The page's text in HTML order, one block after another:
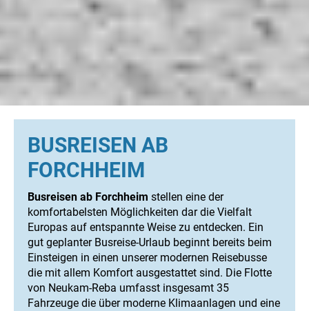
BUSREISEN AB
FORCHHEIM
Busreisen ab Forchheim stellen eine der
komfortabelsten Möglichkeiten dar die Vielfalt
Europas auf entspannte Weise zu entdecken. Ein
gut geplanter Busreise-Urlaub beginnt bereits beim
Einsteigen in einen unserer modernen Reisebusse
die mit allem Komfort ausgestattet sind. Die Flotte
von Neukam-Reba umfasst insgesamt 35
Fahrzeuge die über moderne Klimaanlagen und eine